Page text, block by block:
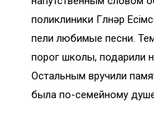
поликлиники Гүлнәр
пели любимые песни.
порог школы, подарили
Остальным вручили
была по-семейному